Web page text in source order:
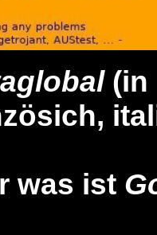
(in
was ist